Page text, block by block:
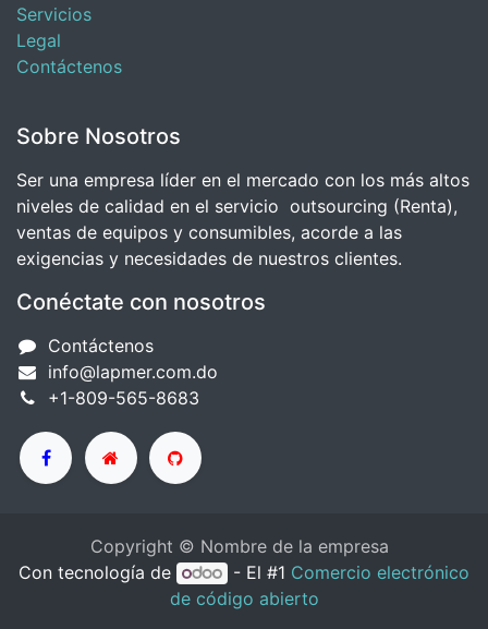
Servicios
Legal
Contáctenos
Sobre Nosotros
Ser una empresa líder en el mercado con los más altos
niveles de calidad en el servicio outsourcing (Renta),
ventas de equipos y consumibles, acorde a las
exigencias y necesidades de nuestros clientes.
Conéctate con nosotros
Contáctenos
info@lapmer.com.do
+1-809-565-8683
Copyright © Nombre de la empresa
Con tecnología de
- El #1 Comercio electrónico
de código abierto